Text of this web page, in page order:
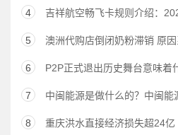
4 吉祥航空畅飞卡规则介绍：2020
5 澳洲代购店倒闭奶粉滞销 原因系
6 P2P正式退出历史舞台意味着
7 中闽能源是做什么的？中闽能
8 重庆洪水直接经济损失超24